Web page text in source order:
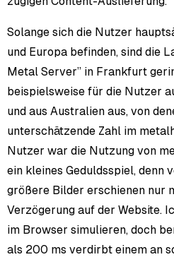
Solange sich die Nutzer
und Europa befinden, sind die
Metal Server” in Frankfurt
beispielsweise für die Nutzer
und aus Australien aus, von
unterschätzende Zahl im
Nutzer war die Nutzung von
ein kleines Geduldsspiel, denn
größere Bilder erschienen nur
Verzögerung auf der Website.
im Browser simulieren, doch
als 200 ms verdirbt einem an